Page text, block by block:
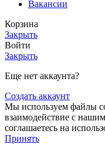
Вакансии
Корзина
Закрыть
Войти
Закрыть
Еще нет аккаунта?
Создать аккаунт
Мы используем файлы
взаимодействие с
соглашаетесь на
Принять